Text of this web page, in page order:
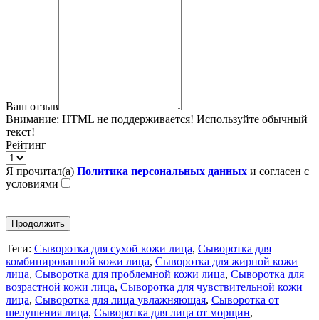
Ваш отзыв
Внимание: HTML не поддерживается! Используйте обычный
текст!
Рейтинг
Я прочитал(а) Политика персональных данных и согласен с
условиями
Продолжить
Теги: Сыворотка для сухой кожи лица, Сыворотка для
комбинированной кожи лица, Сыворотка для жирной кожи
лица, Сыворотка для проблемной кожи лица, Сыворотка для
возрастной кожи лица, Сыворотка для чувствительной кожи
лица, Сыворотка для лица увлажняющая, Сыворотка от
шелушения лица, Сыворотка для лица от морщин,